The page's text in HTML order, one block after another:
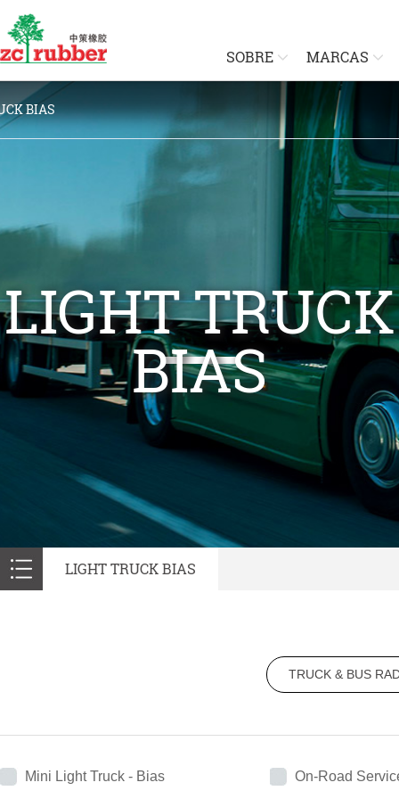
SOBRE MARCAS
BIAS
LIGHT TRUCK
BIAS
LIGHT TRUCK BIAS
TRUCK & BUS
Mini Light Truck - Bias On-Road